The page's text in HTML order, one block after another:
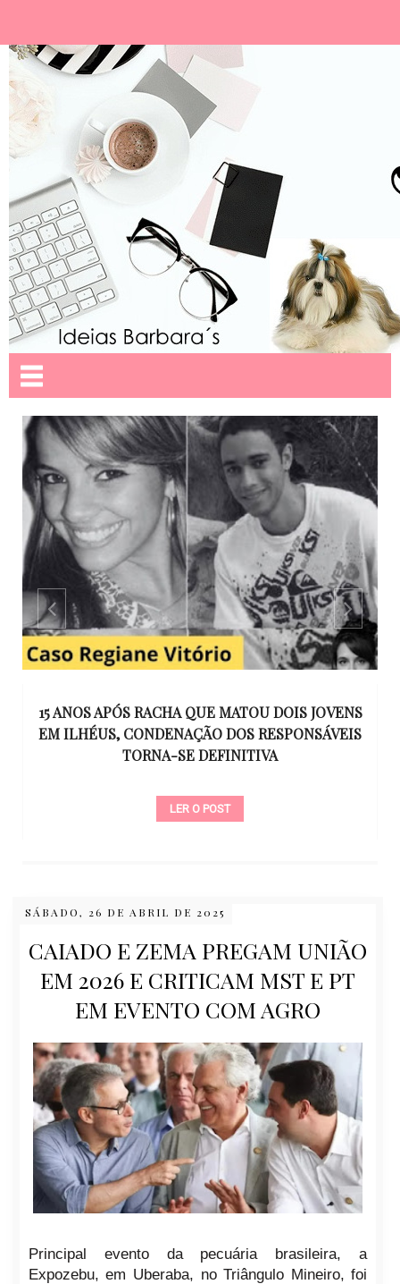
15 ANOS APÓS RACHA QUE MATOU DOIS JOVENS
EM ILHÉUS, CONDENAÇÃO DOS RESPONSÁVEIS
TORNA-SE DEFINITIVA
LER O POST
SÁBADO, 26 DE ABRIL DE 2025
CAIADO E ZEMA PREGAM UNIÃO
EM 2026 E CRITICAM MST E PT
EM EVENTO COM AGRO
Principal evento da pecuária brasileira, a
Expozebu, em Uberaba, no Triângulo Mineiro, foi